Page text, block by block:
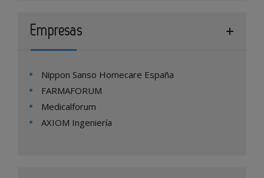
Empresas
Nippon Sanso Homecare España
FARMAFORUM
Medicalforum
AXIOM Ingeniería